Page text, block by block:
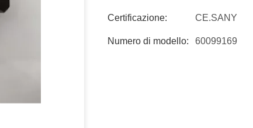
Certificazione: CE.SANY
Numero di modello: 60099169